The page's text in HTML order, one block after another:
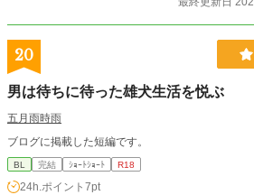
20
男は待ちに待った雄犬生活を悦ぶ
五月雨時雨
ブログに掲載した短編です。
BL 完結 ｼｮｰﾄｼｮｰﾄ R18
24h.ポイント 7pt